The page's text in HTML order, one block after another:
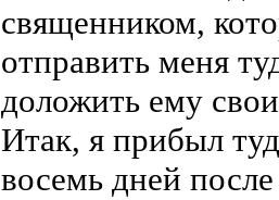
священником,
отправить меня
доложить ему
Итак, я прибыл
восемь дней